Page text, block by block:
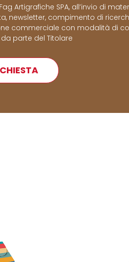
Artigrafiche SPA, all’invio di
newsletter, compimento di
commerciale con modalità di
parte del Titolare